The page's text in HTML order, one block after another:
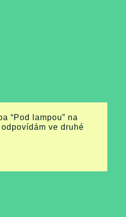
“Pod lampou” na
ve druhé